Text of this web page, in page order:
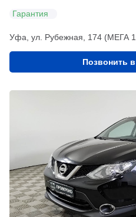
Гарантия
Уфа, ул. Рубежная, 174 (МЕГА 1
Позвонить